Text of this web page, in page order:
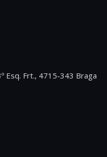
Esq. Frt., 4715-343 Braga